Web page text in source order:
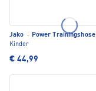
Jako · Power Trainingshose
Kinder
€ 44,99